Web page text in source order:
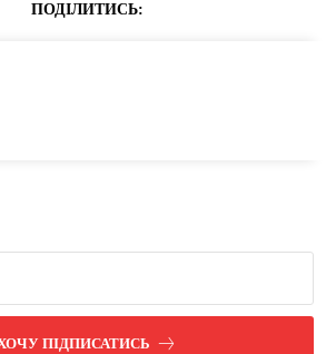
ПОДІЛИТИСЬ:
ПІДПИСАТИСЬ